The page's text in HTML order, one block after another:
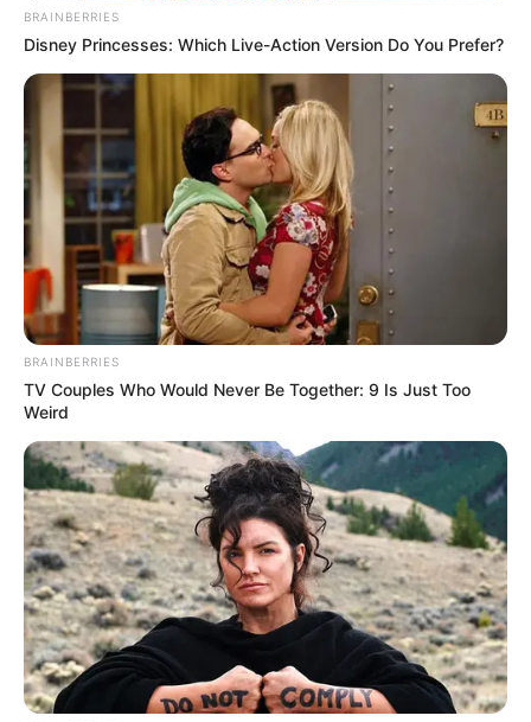
BRAINBERRIES
Disney Princesses: Which Live-Action Version Do You Prefer?
BRAINBERRIES
TV Couples Who Would Never Be Together: 9 Is Just Too
Weird